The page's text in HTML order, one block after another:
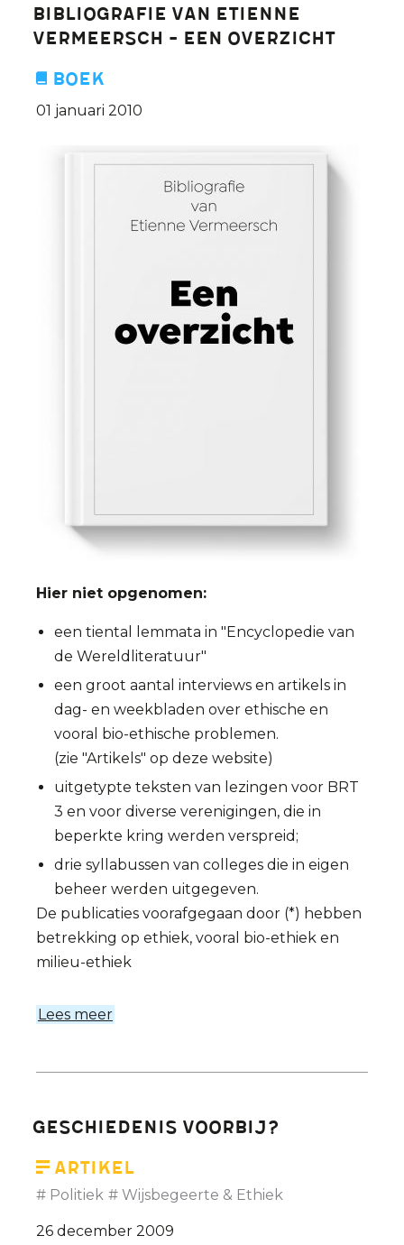
moeten
we
respecteren,
zijn
niet
Bibliografie van Etienne
Vermeersch - een overzicht
Boek
01 januari 2010
Hier niet opgenomen:
een tiental lemmata in "Encyclopedie van
de Wereldliteratuur"
een groot aantal interviews en artikels in
dag- en weekbladen over ethische en
vooral bio-ethische problemen.
(zie "Artikels" op deze website)
uitgetypte teksten van lezingen voor BRT
3 en voor diverse verenigingen, die in
beperkte kring werden verspreid;
drie syllabussen van colleges die in eigen
beheer werden uitgegeven.
De publicaties voorafgegaan door (*) hebben
betrekking op ethiek, vooral bio-ethiek en
milieu-ethiek
Lees meer
-
een
overzicht
Geschiedenis voorbij?
Artikel
Politiek Wijsbegeerte & Ethiek
26 december 2009